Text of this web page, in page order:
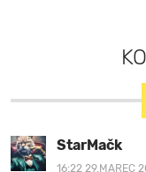
StarMačk
16:22 29.MAREC